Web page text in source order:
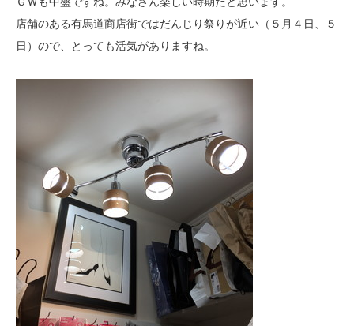
店舗のある有馬道商店街ではだんじり祭りが近い（５月４日、５
日）ので、とっても活気がありますね。